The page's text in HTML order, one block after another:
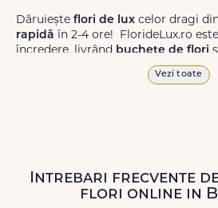
Dăruiește flori de lux celor dragi
rapidă în 2-4 ore! FlorideLux.ro este
încredere, livrând buchete de flori
de calitate superioară în Boiereni și
Livrăm buchete de florichiar și în
să poți adresa un gest frumos
Vezi toate
Intrebari frecvente
flori online in